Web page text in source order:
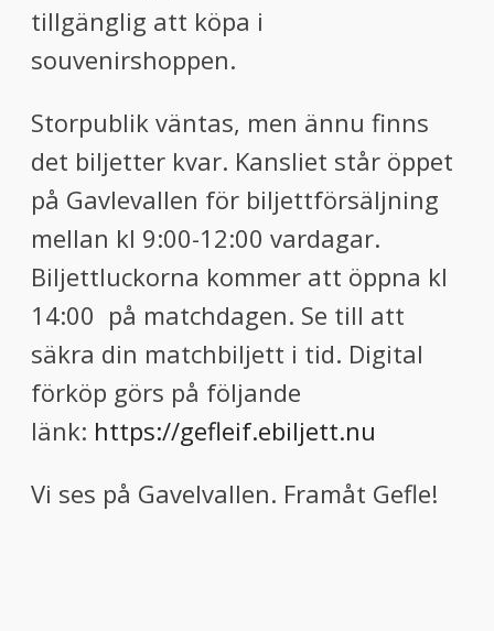
tillgänglig att köpa i
souvenirshoppen.
Storpublik väntas, men ännu finns
det biljetter kvar. Kansliet står öppet
på Gavlevallen för biljettförsäljning
mellan kl 9:00-12:00 vardagar.
Biljettluckorna kommer att öppna kl
14:00 på matchdagen. Se till att
säkra din matchbiljett i tid. Digital
förköp görs på följande
länk: https://gefleif.ebiljett.nu
Vi ses på Gavelvallen. Framåt Gefle!